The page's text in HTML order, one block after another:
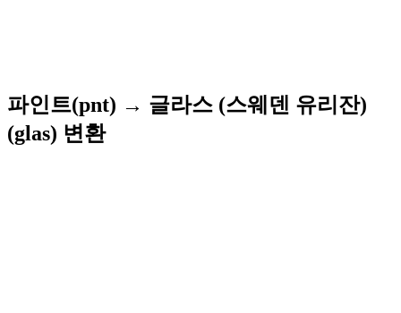
파인트(pnt) → 글라스 (스웨덴 유리잔)
(glas) 변환